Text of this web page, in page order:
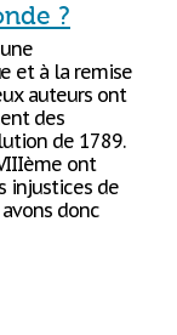
?
et à la remise
auteurs ont
des
de 1789.
ont
injustices de
donc